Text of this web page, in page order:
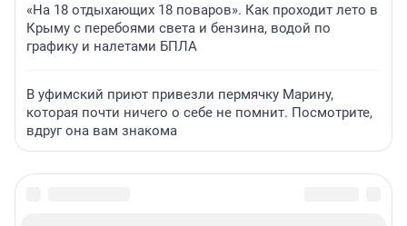
«На 18 отдыхающих 18 поваров». Как проходит лето в
Крыму с перебоями света и бензина, водой по
графику и налетами БПЛА
В уфимский приют привезли пермячку Марину,
которая почти ничего о себе не помнит. Посмотрите,
вдруг она вам знакома